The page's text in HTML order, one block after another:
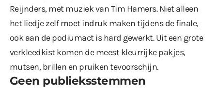
Reijnders, met muziek van Tim Hamers. Niet alleen
het liedje zelf moet indruk maken tijdens de finale,
ook aan de podiumact is hard gewerkt. Uit een grote
verkleedkist komen de meest kleurrijke pakjes,
mutsen, brillen en pruiken tevoorschijn.
Geen publieksstemmen